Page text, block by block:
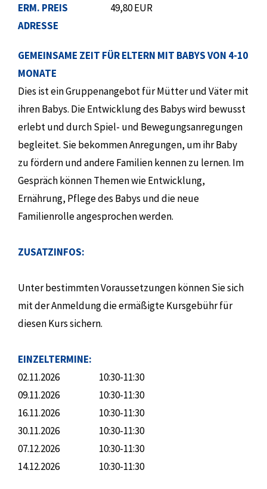
ERM. PREIS
ADRESSE
49,80 EUR
GEMEINSAME ZEIT FÜR ELTERN MIT BABYS VON 4-10
MONATE
Dies ist ein Gruppenangebot für Mütter und Väter mit
ihren Babys. Die Entwicklung des Babys wird bewusst
erlebt und durch Spiel- und Bewegungsanregungen
begleitet. Sie bekommen Anregungen, um ihr Baby
zu fördern und andere Familien kennen zu lernen. Im
Gespräch können Themen wie Entwicklung,
Ernährung, Pflege des Babys und die neue
Familienrolle angesprochen werden.
ZUSATZINFOS:
Unter bestimmten Voraussetzungen können Sie sich
mit der Anmeldung die ermäßigte Kursgebühr für
diesen Kurs sichern.
EINZELTERMINE:
02.11.2026
10:30-11:30
09.11.2026
10:30-11:30
16.11.2026
10:30-11:30
30.11.2026
10:30-11:30
07.12.2026
10:30-11:30
14.12.2026
10:30-11:30